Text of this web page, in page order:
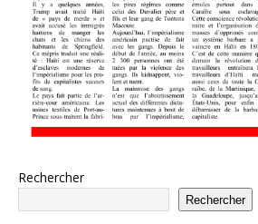
Rechercher
Rechercher